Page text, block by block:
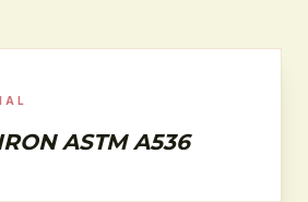
ASTM A536